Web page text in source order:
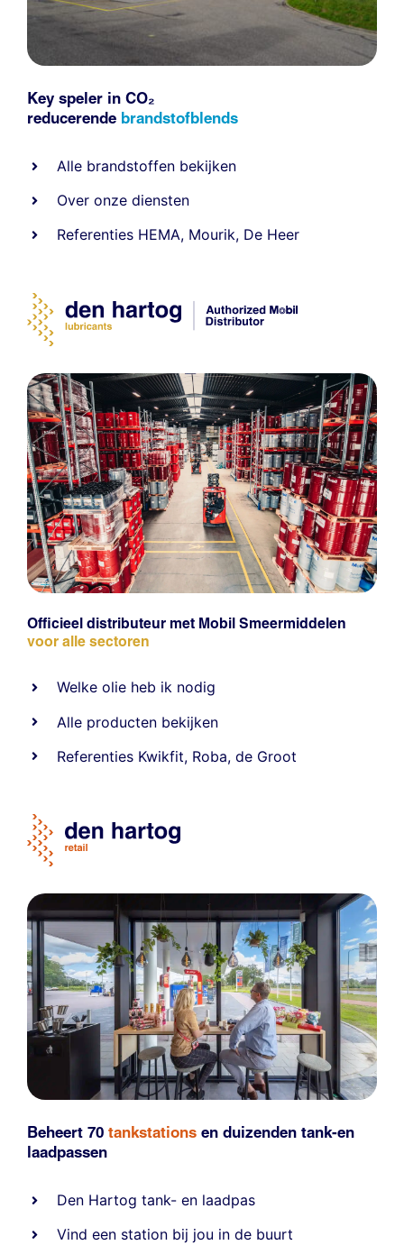
Key speler in CO₂
reducerende brandstofblends
Alle brandstoffen bekijken
Over onze diensten
Referenties HEMA, Mourik, De Heer
Officieel distributeur met Mobil Smeermiddelen
voor alle sectoren
Welke olie heb ik nodig
Alle producten bekijken
Referenties Kwikfit, Roba,de Groot
Beheert 70 tankstations en duizenden tank-en
laadpassen
Den Hartog tank- en laadpas
Vind een station bij jou in de buurt